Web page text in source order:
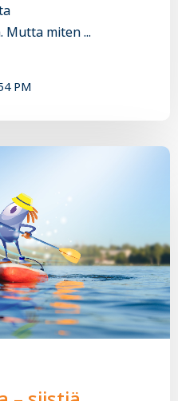
Mutta miten ...
PM